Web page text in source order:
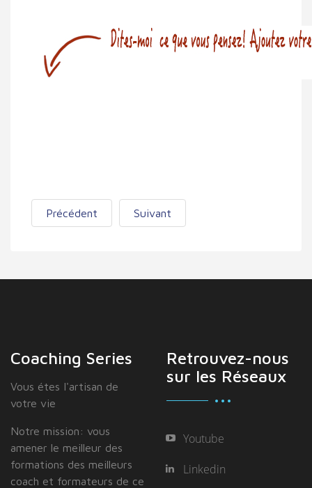
Précédent Suivant
Coaching Series
Vous étes I'artisan de
votre vie
Notre mission: vous
amener le meilleur des
formations des meilleurs
coach et formateurs de ce
Retrouvez-nous
sur les Réseaux
Youtube
Linkedin